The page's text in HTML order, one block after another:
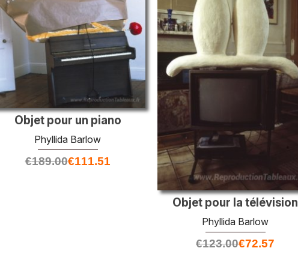
Objet pour la télévision
Phyllida Barlow
€123.00€72.57
Objet pour un piano
Phyllida Barlow
€189.00€111.51